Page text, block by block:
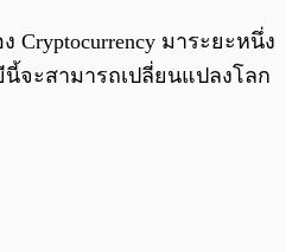
Cryptocurrency มาระยะหนึ่ง
จะสามารถเปลี่ยนแปลงโลก